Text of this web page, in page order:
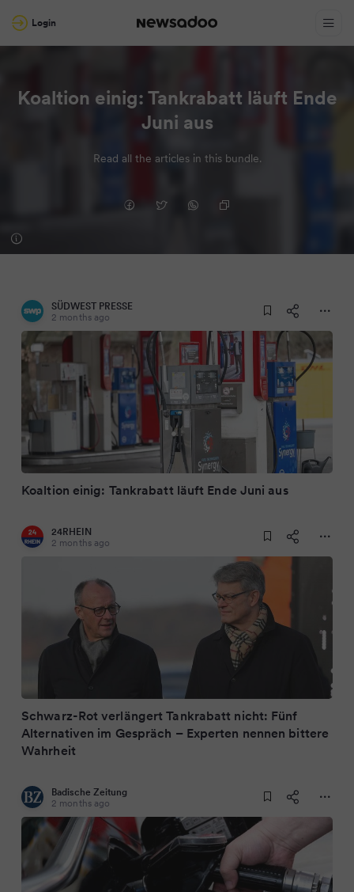
Login
Koaltion einig: Tankrabatt läuft Ende
Juni aus
Read all the articles in this bundle.
SÜDWEST PRESSE
2 months ago
Koaltion einig: Tankrabatt läuft Ende Juni aus
24RHEIN
2 months ago
Schwarz-Rot verlängert Tankrabatt nicht: Fünf
Alternativen im Gespräch – Experten nennen bittere
Wahrheit
Badische Zeitung
2 months ago